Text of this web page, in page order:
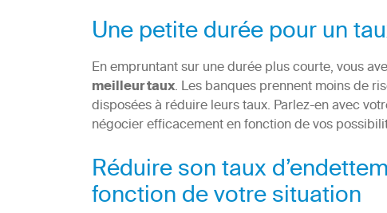
Une petite durée pour un
En empruntant sur une durée plus courte, vous
meilleur taux. Les banques prennent moins de
disposées à réduire leurs taux. Parlez-en avec
négocier efficacement en fonction de vos
Réduire son taux
fonction de votre situation